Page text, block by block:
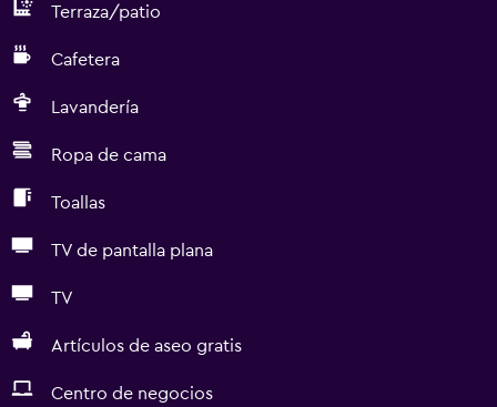
Terraza/patio
Cafetera
Lavandería
Ropa de cama
Toallas
TV de pantalla plana
TV
Artículos de aseo gratis
Centro de negocios